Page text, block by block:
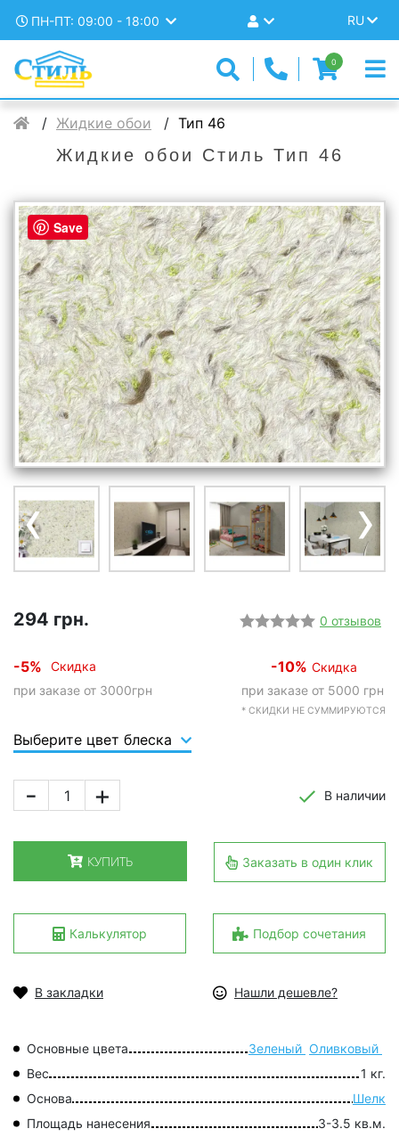
ПН-ПТ: 09:00 - 18:00 RU
0
Жидкие обои Тип 46
Жидкие обои Стиль Тип 46
‹ ›
294 грн. 0 отзывов
-5%
Скидка
при заказе от 3000грн
-10% Скидка
при заказе от 5000 грн
* СКИДКИ НЕ СУММИРУЮТСЯ
Выберите цвет блеска
- + В наличии
КУПИТЬ Заказать в один клик
Калькулятор Подбор сочетания
В закладки Нашли дешевле?
Основные цвета Зеленый Оливковый
Вес
1 кг.
Основа
Шелк
Площадь нанесения
3-3.5 кв.м.
Save